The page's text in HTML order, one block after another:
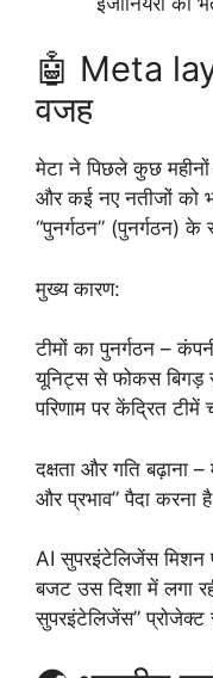
🤖 Meta
वजह
मेटा ने पिछले कुछ
और कई नए नतीजों को
“पुनर्गठन” (पुनर्गठन)
मुख्य कारण:
टीमों का पुनर्गठन –
यूनिट्स से फोकस बिगड़
परिणाम पर केंद्रित टीमें
दक्षता और गति बढ़ाना
और प्रभाव” पैदा करना
AI सुपरइंटेलिजेंस मिशन
बजट उस दिशा में लगा
सुपरइंटेलिजेंस”